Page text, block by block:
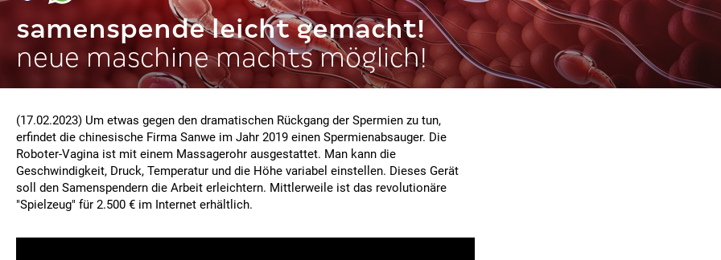
samenspende leicht gemacht!
neue maschine machts möglich!
(17.02.2023) Um etwas gegen den dramatischen Rückgang der Spermien zu tun,
erfindet die chinesische Firma Sanwe im Jahr 2019 einen Spermienabsauger. Die
Roboter-Vagina ist mit einem Massagerohr ausgestattet. Man kann die
Geschwindigkeit, Druck, Temperatur und die Höhe variabel einstellen. Dieses Gerät
soll den Samenspendern die Arbeit erleichtern. Mittlerweile ist das revolutionäre
"Spielzeug" für 2.500 € im Internet erhältlich.